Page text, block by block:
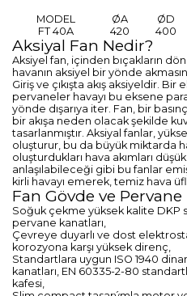
MODEL ØA ØD
FT 40A
420 400
Aksiyal Fan Nedir?
Aksiyel fan, içinden bıçakların
havanın aksiyel bir yönde
Giriş ve çıkışta akış aksiyeldir.
pervaneler havayı bu eksene
yönde dışarıya iter. Fan, bir
bir akışa neden olacak şekilde
tasarlanmıştır. Aksiyal fanlar,
oluşturur, bu da büyük miktarda
oluşturdukları hava akımları
anlaşılabileceği gibi bu fanlar
kirli havayı emerek, temiz hava
Fan Gövde ve Pervane
Soğuk çekme yüksek kalite DKP
pervane kanatları,
Çevreye duyarlı ve dost
korozyona karşı yüksek direnç,
Standartlara uygun ISO 1940
kanatları, EN 60335-2-80
kafesi,